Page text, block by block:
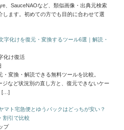
、SauceNAOなど、類似画像・出典元検索
します。初めての方でも目的に合わせて選
字化けを復元・変換するツール6選｜解読・
化け復活
・変換・解読できる無料ツールを比較。
など状況別の直し方と、復元できないケー
[…]
マト宅急便とゆうパックはどっちが安い？
割引で比較
プ